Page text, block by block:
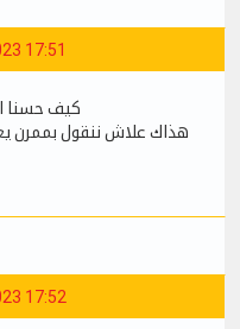
17:51
كيف حسنا
هذاك علاش ننقول بممرن
17:52